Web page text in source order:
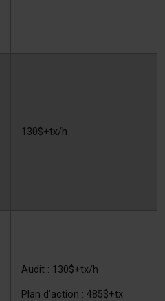
130$+tx/h
Audit : 130$+tx/h
Plan d’action : 485$+tx